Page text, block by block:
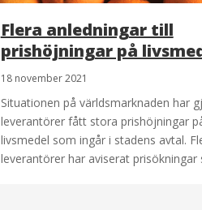
Flera anledningar till
prishöjningar på
18 november 2021
Situationen på världsmarknaden har
leverantörer fått stora prishöjningar
livsmedel som ingår i stadens avtal.
leverantörer har aviserat